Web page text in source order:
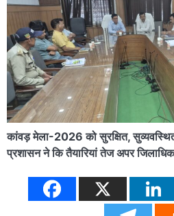
कांवड़ मेला-2026 को सुरक्षित,
प्रशासन ने कि तैयारियां तेज अपर